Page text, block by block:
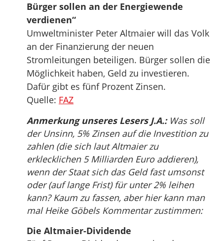
Bürger sollen an der Energiewende
verdienen“
Umweltminister Peter Altmaier will das Volk
an der Finanzierung der neuen
Stromleitungen beteiligen. Bürger sollen die
Möglichkeit haben, Geld zu investieren.
Dafür gibt es fünf Prozent Zinsen.
Quelle: FAZ
Anmerkung unseres Lesers J.A.:Was soll
der Unsinn, 5% Zinsen auf die Investition zu
zahlen (die sich laut Altmaier zu
erklecklichen 5 Milliarden Euro addieren),
wenn der Staat sich das Geld fast umsonst
oder (auf lange Frist) für unter 2% leihen
kann? Kaum zu fassen, aber hier kann man
mal Heike Göbels Kommentar zustimmen:
Die Altmaier-Dividende